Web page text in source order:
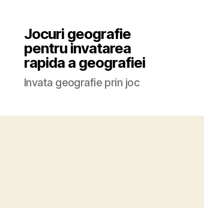
Jocuri geografie
pentru invatarea
rapida a geografiei
Invata geografie prin joc